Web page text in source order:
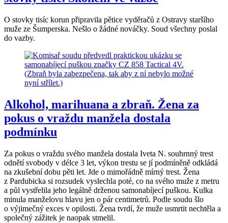
O stovky tisíc korun připravila pětice vyděračů z Ostravy staršího
muže ze Šumperska. Nešlo o žádné nováčky. Soud všechny poslal
do vazby.
Alkohol, marihuana a zbraň. Žena za
pokus o vraždu manžela dostala
podmínku
Za pokus o vraždu svého manžela dostala Iveta N. souhrnný trest
odnětí svobody v délce 3 let, výkon trestu se jí podmíněně odkládá
na zkušební dobu pěti let. Jde o mimořádně mírný trest. Žena
z Pardubicka si rozsudek vyslechla poté, co na svého muže z metru
a půl vystřelila jeho legálně drženou samonabíjecí puškou. Kulka
minula manželovu hlavu jen o pár centimetrů. Podle soudu šlo
o výjimečný exces v opilosti. Žena tvrdí, že muže usmrtit nechtěla a
společný zážitek je naopak stmelil.